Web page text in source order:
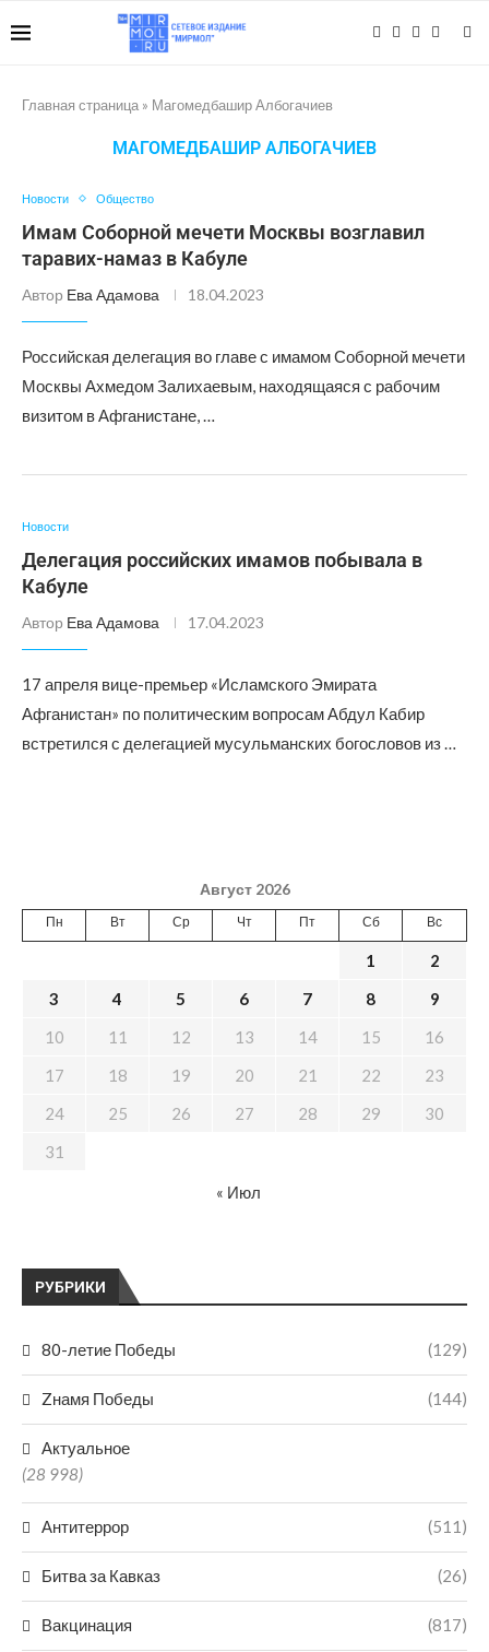
Главная страница » Магомедбашир Албогачиев
МАГОМЕДБАШИР АЛБОГАЧИЕВ
Новости Общество
Имам Соборной мечети Москвы возглавил
таравих-намаз в Кабуле
Автор Ева Адамова 18.04.2023
Российская делегация во главе с имамом Соборной мечети
Москвы Ахмедом Залихаевым, находящаяся с рабочим
визитом в Афганистане, …
Новости
Делегация российских имамов побывала в
Кабуле
Автор Ева Адамова 17.04.2023
17 апреля вице-премьер «Исламского Эмирата
Афганистан» по политическим вопросам Абдул Кабир
встретился с делегацией мусульманских богословов из …
РУБРИКИ
80-летие Победы (129)
Zнамя Победы (144)
Актуальное
(28 998)
Антитеррор (511)
Битва за Кавказ (26)
Вакцинация (817)
Август 2026
Пн Вт Ср Чт Пт Сб Вс
1
2
3
4 5 6 7 8
9
10
11 12 13 14 15
16
17
18 19 20 21 22
23
24
25 26 27 28 29
30
31
« Июл